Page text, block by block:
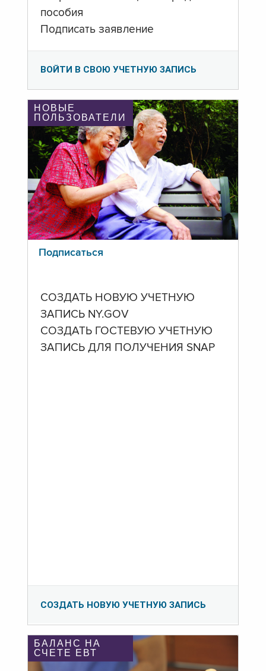
пособия
Подписать заявление
ВОЙТИ В СВОЮ УЧЕТНУЮ ЗАПИСЬ
НОВЫЕ
ПОЛЬЗОВАТЕЛИ
Подписаться
СОЗДАТЬ НОВУЮ УЧЕТНУЮ
ЗАПИСЬ NY.GOV
СОЗДАТЬ ГОСТЕВУЮ УЧЕТНУЮ
ЗАПИСЬ ДЛЯ ПОЛУЧЕНИЯ SNAP
СОЗДАТЬ НОВУЮ УЧЕТНУЮ ЗАПИСЬ
БАЛАНС НА
СЧЕТЕ ЕВТ